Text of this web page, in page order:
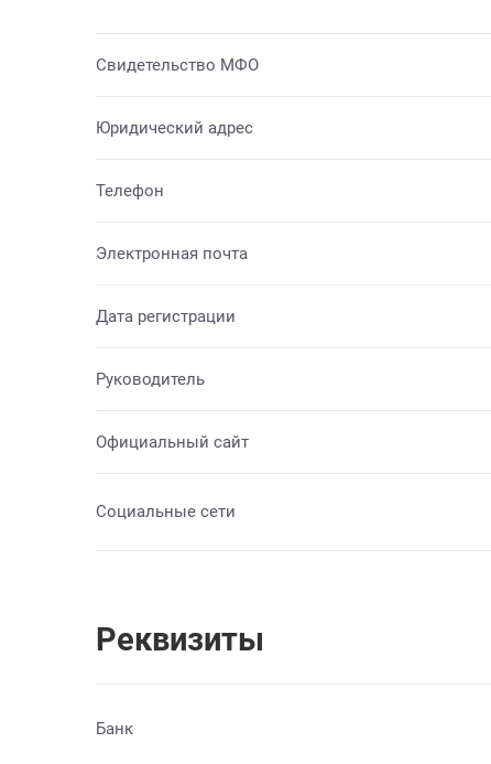
Свидетельство МФО
Юридический адрес
Телефон
Электронная почта
Дата регистрации
Руководитель
Официальный сайт
Социальные сети
Реквизиты
Банк